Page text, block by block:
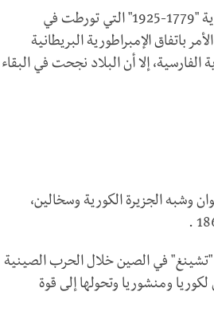
كانت معظم الأراضي الفارسية في ذلك الوقت تحت حكم الدولة القاجارية "1779-1925" التي تورطت في
باتفاق الإمبراطورية البريطانية
الفارسية، إلا أن البلاد نجحت في البقاء
وشبه الجزيرة الكورية وسخالين،
"تشينغ" في الصين خلال الحرب الصينية
لكوريا ومنشوريا وتحولها إلى قوة